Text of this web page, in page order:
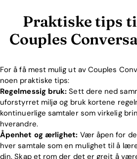
Praktiske tips
Couples
For å få mest mulig ut av Couples
noen praktiske tips:
Regelmessig bruk: Sett dere ned
uforstyrret miljø og bruk kortene
kontinuerlige samtaler som virkelig
hverandre.
Åpenhet og ærlighet: Vær åpen for
hver samtale som en mulighet til å
din. Skap et rom der det er greit å